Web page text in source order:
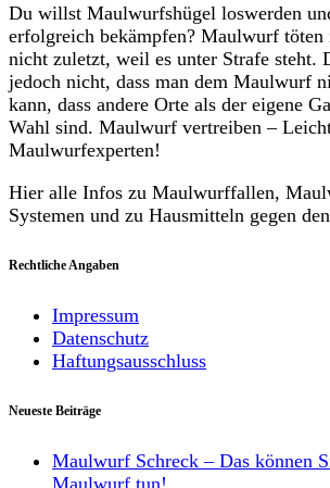
Du willst Maulwurfshügel loswerden
erfolgreich bekämpfen? Maulwurf töten
nicht zuletzt, weil es unter Strafe steht.
jedoch nicht, dass man dem Maulwurf
kann, dass andere Orte als der eigene
Wahl sind. Maulwurf vertreiben –
Maulwurfexperten!
Hier alle Infos zu Maulwurffallen,
Systemen und zu Hausmitteln gegen
Rechtliche Angaben
Impressum
Datenschutz
Haftungsausschluss
Neueste Beiträge
Maulwurf Schreck – Das können